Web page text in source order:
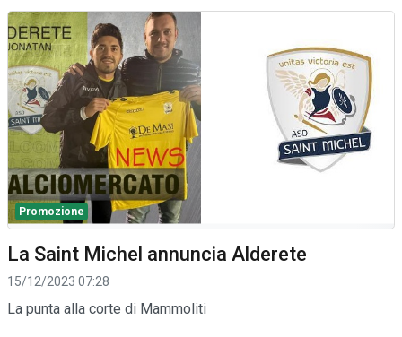
Promozione
La Saint Michel annuncia Alderete
15/12/2023 07:28
La punta alla corte di Mammoliti